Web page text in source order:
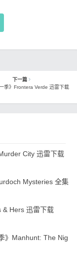
下一篇
季》Frontera Verde 迅雷下载
City 迅雷下载
Mysteries 全集
& Hers 迅雷下载
》Manhunt: The Nig